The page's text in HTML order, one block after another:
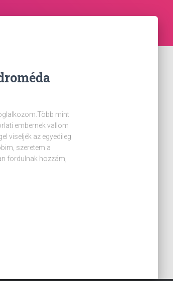
mint
embernek vallom
viseljék az egyedileg
szeretem a
fordulnak hozzám,